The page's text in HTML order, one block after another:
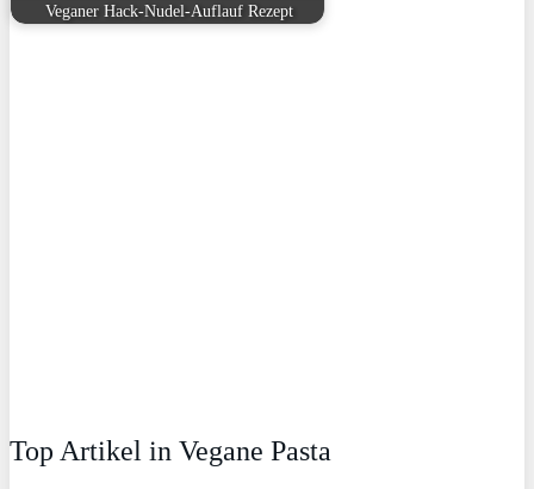
Veganer Hack-Nudel-Auflauf Rezept
Top Artikel in Vegane Pasta